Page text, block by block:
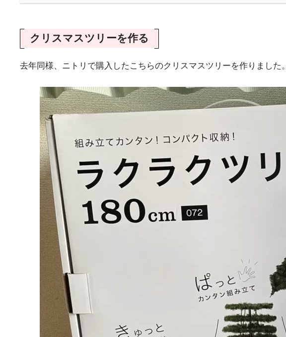
クリスマスツリーを作る
去年同様、ニトリで購入したこちらのクリスマスツリーを作りました。